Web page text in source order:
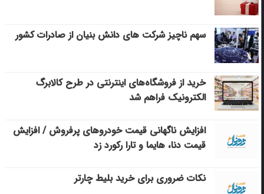
سهم ناچیز شرکت های دانش بنیان از صادرات کشور
خرید از فروشگاه‌های اینترنتی در طرح کالابرگ
الکترونیک فراهم شد
افزایش ناگهانی قیمت خودروهای پرفروش / افزایش
قیمت دنا، هایما و تارا رکورد زد
نکات ضروری برای خرید بلیط چارتر